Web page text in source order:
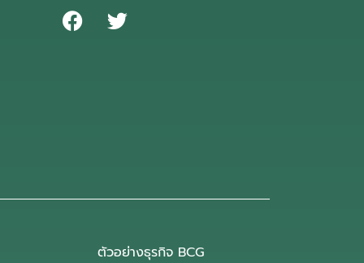
ตัวอย่างธุรกิจ BCG